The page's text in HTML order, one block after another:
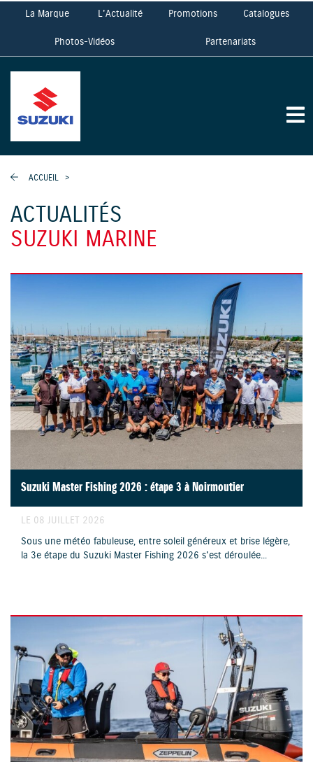
La Marque L'Actualité Promotions Catalogues
Photos-Vidéos Partenariats
ACCUEIL >
ACTUALITÉS
SUZUKI MARINE
Suzuki Master Fishing 2026 : étape 3 à Noirmoutier
LE 08 JUILLET 2026
Sous une météo fabuleuse, entre soleil généreux et brise légère,
la 3e étape du Suzuki Master Fishing 2026 s'est déroulée...